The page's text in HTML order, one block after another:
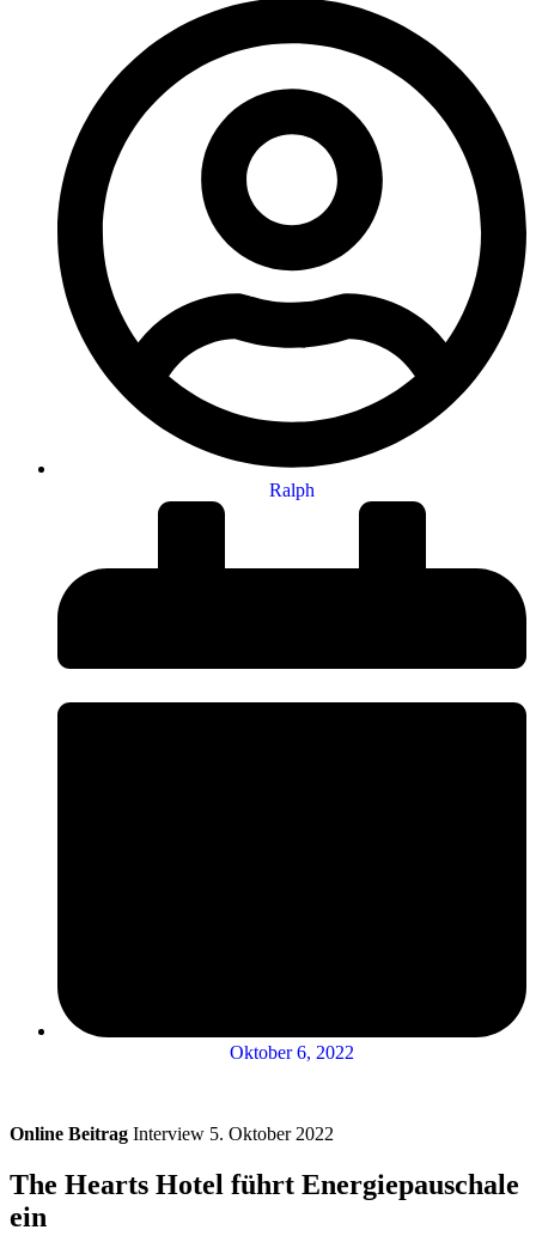
Ralph
Oktober 6, 2022
Online Beitrag Interview 5. Oktober 2022
The Hearts Hotel führt Energiepauschale
ein